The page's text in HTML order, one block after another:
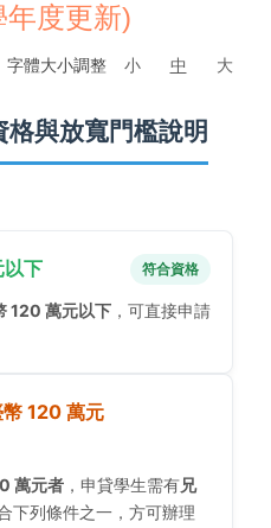
年度更新)
字體大小調整 小 中 大
與放寬門檻說明
以下 符合資格
120 萬元以下 ，可直接申請
120 萬元
萬元者 ，申貸學生需有兄
下列條件之一，方可辦理